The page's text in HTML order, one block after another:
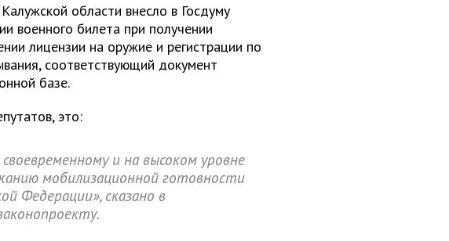
области внесло в Госдуму
военного билета при получении
лицензии на оружие и регистрации по
соответствующий документ
базе.
это:
и на высоком уровне
мобилизационной готовности
Федерации», сказано в